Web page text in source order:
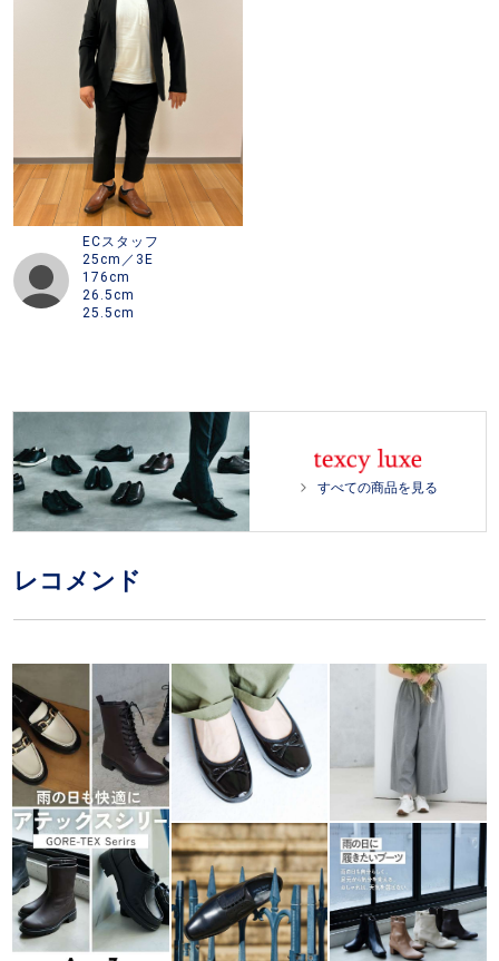
ECスタッフ
25cm／3E
176cm
26.5cm
25.5cm
すべての商品を見る
レコメンド